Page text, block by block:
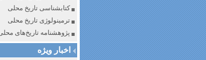
کتابشناسی تاریخ محلی
ترمینولوژی تاریخ محلی
پژوهشنامه تاریخ‌های
اخبار ویژه